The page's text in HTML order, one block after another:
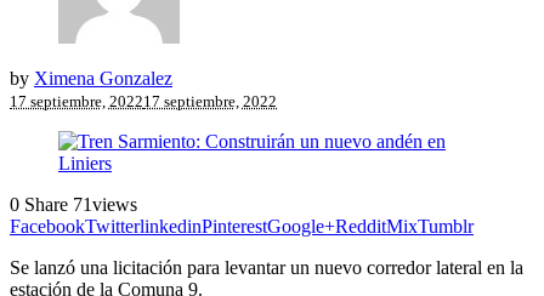
by Ximena Gonzalez
17 septiembre, 202217 septiembre, 2022
0 Share 71views
FacebookTwitterlinkedinPinterestGoogle+RedditMixTumblr
Se lanzó una licitación para levantar un nuevo corredor lateral en la
estación de la Comuna 9.